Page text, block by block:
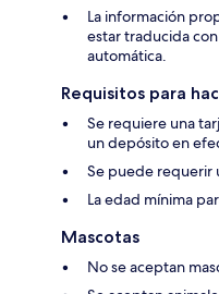
La información
estar traducida
automática.
Requisitos para
Se requiere una
un depósito en
Se puede requerir
La edad mínima
Mascotas
No se aceptan